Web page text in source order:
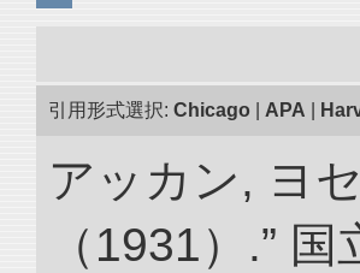
引用形式選択: Chicago APA
アッカン, ヨ
（1931）.”